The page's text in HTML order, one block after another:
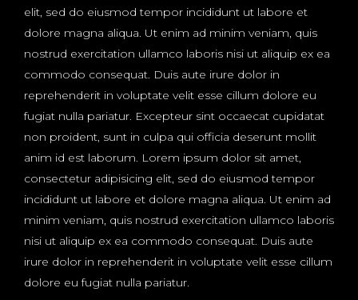
elit, sed do eiusmod tempor incididunt ut labore et
dolore magna aliqua. Ut enim ad minim veniam, quis
nostrud exercitation ullamco laboris nisi ut aliquip ex ea
commodo consequat. Duis aute irure dolor in
reprehenderit in voluptate velit esse cillum dolore eu
fugiat nulla pariatur. Excepteur sint occaecat cupidatat
non proident, sunt in culpa qui officia deserunt mollit
anim id est laborum. Lorem ipsum dolor sit amet,
consectetur adipisicing elit, sed do eiusmod tempor
incididunt ut labore et dolore magna aliqua. Ut enim ad
minim veniam, quis nostrud exercitation ullamco laboris
nisi ut aliquip ex ea commodo consequat. Duis aute
irure dolor in reprehenderit in voluptate velit esse cillum
dolore eu fugiat nulla pariatur.